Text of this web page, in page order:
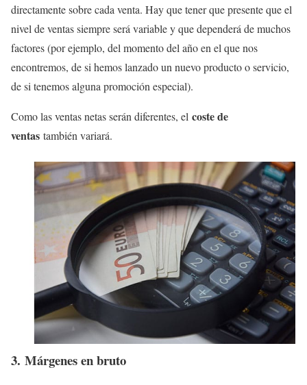
directamente sobre cada venta. Hay que tener que presente que el
nivel de ventas siempre será variable y que dependerá de muchos
factores (por ejemplo, del momento del año en el que nos
encontremos, de si hemos lanzado un nuevo producto o servicio,
de si tenemos alguna promoción especial).
Como las ventas netas serán diferentes, el coste de
ventas también variará.
3. Márgenes en bruto